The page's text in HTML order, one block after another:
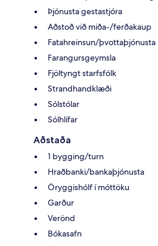
Þjónusta gestastjóra
Aðstoð við miða-/ferðakaup
Fatahreinsun/þvottaþjónusta
Farangursgeymsla
Fjöltyngt starfsfólk
Strandhandklæði
Sólstólar
Sólhlífar
Aðstaða
1 bygging/turn
Hraðbanki/bankaþjónusta
Öryggishólf í móttöku
Garður
Verönd
Bókasafn